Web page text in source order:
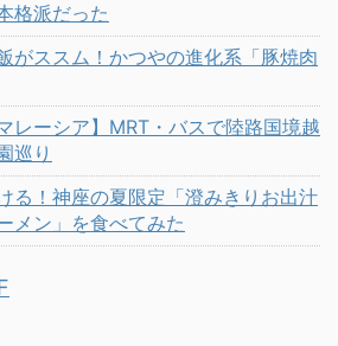
格派だった
がススム！かつやの進化系「豚焼肉
レーシア】MRT・バスで陸路国境越
巡り
る！神座の夏限定「澄みきりお出汁
メン」を食べてみた